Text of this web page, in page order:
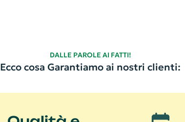
DALLE PAROLE AI FATTI!
Ecco cosa Garantiamo ai nostri clienti: